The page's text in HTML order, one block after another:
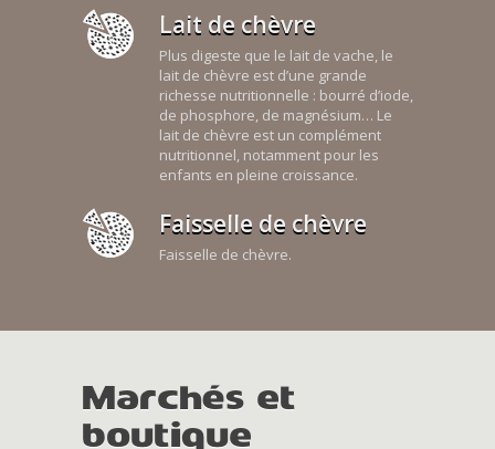
Lait de chèvre
Plus digeste que le lait de vache, le
lait de chèvre est d’une grande
richesse nutritionnelle : bourré d’iode,
de phosphore, de magnésium… Le
lait de chèvre est un complément
nutritionnel, notamment pour les
enfants en pleine croissance.
Faisselle de chèvre
Faisselle de chèvre.
Marchés et
boutique